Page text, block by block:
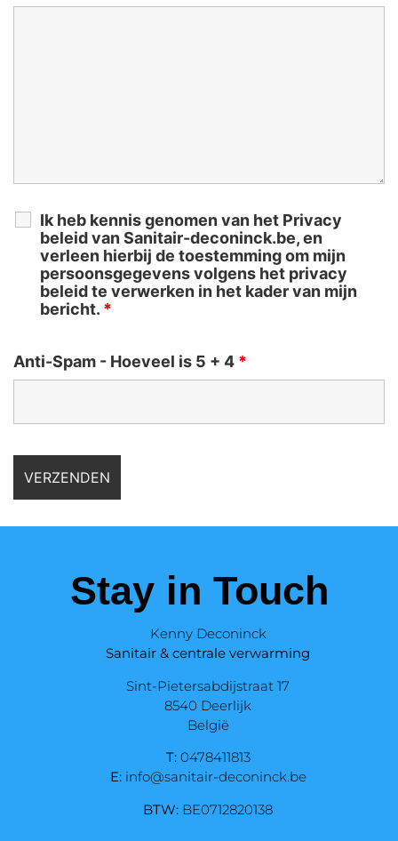
Ik heb kennis genomen van het Privacy
beleid van Sanitair-deconinck.be, en
verleen hierbij de toestemming om mijn
persoonsgegevens volgens het privacy
beleid te verwerken in het kader van mijn
bericht. *
Anti-Spam - Hoeveel is 5 + 4 *
Stay in Touch
Kenny Deconinck
Sanitair & centrale verwarming
Sint-Pietersabdijstraat 17
8540 Deerlijk
België
T: 0478411813
E:info@sanitair-deconinck.be
BTW: BE0712820138